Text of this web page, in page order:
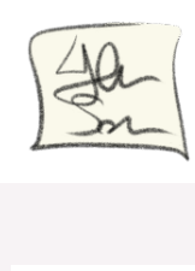
contenido